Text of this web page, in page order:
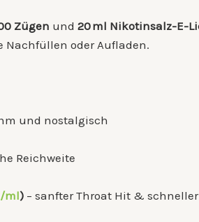
Zügen und 20 ml Nikotinsalz-E-
Nachfüllen oder Aufladen.
und nostalgisch
Reichweite
ml) – sanfter Throat Hit &